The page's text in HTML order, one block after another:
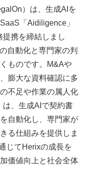
）は、生成AIを
「Aidiligence」
携を締結しまし
自動化と専門家の判
ものです。M&Aや
膨大な資料確認に多
不足や作業の属人化
、生成AIで契約書
自動化し、専門家が
る仕組みを提供しま
じてHerixの成長を
価値向上と社会全体